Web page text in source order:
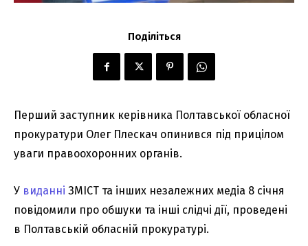
Поділіться
Перший заступник керівника Полтавської обласної
прокуратури Олег Плескач опинився під прицілом
уваги правоохоронних органів.
У виданні ЗМІСТ та інших незалежних медіа 8 січня
повідомили про обшуки та інші слідчі дії, проведені
в Полтавській обласній прокуратурі.